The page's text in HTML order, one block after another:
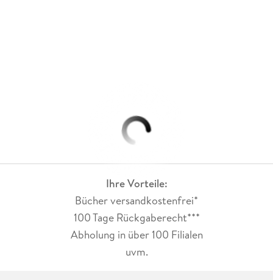
Ihre Vorteile:
Bücher versandkostenfrei*
100 Tage Rückgaberecht***
Abholung in über 100 Filialen
uvm.